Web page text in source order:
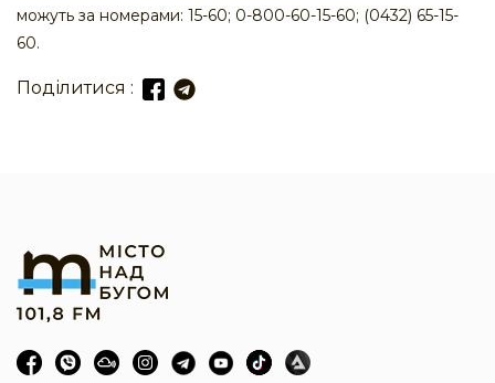
можуть за номерами: 15-60; 0-800-60-15-60; (0432) 65-15-
60.
Поділитися :